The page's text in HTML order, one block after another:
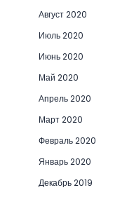
Август 2020
Июль 2020
Июнь 2020
Май 2020
Апрель 2020
Март 2020
Февраль 2020
Январь 2020
Декабрь 2019